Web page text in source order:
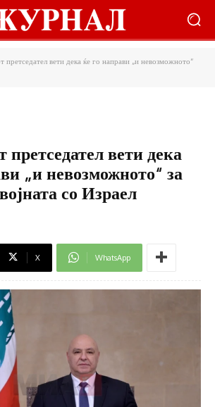
претседател вети дека ќе го направи „и невозможното“
вети дека
„и невозможното“ за
со Израел
X WhatsApp